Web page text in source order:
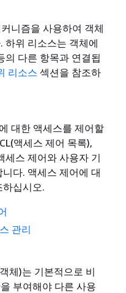
니즘을 사용하여 객체
하위 리소스는 객체에
의 다른 항목과 연결됩
리소스 섹션을 참조하
대한 액세스를 제어할
액세스 제어 목록),
세스 제어와 사용자 기
다. 액세스 제어에 대
십시오.
관리
체)는 기본적으로 비
부여해야 다른 사용